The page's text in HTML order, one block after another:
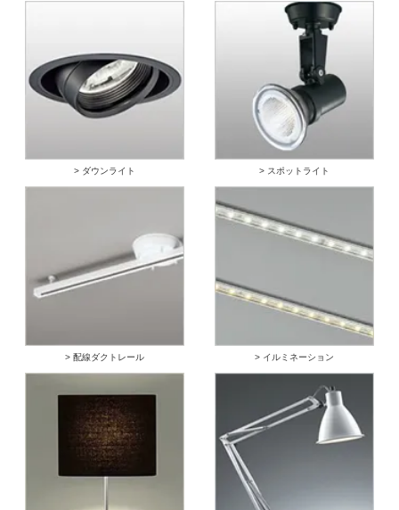
> ダウンライト > スポットライト
> 配線ダクトレール > イルミネーション